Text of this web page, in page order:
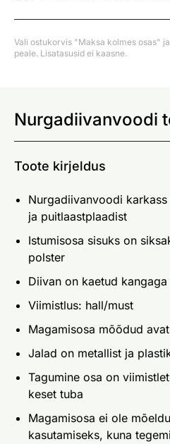
Vali ostukorvis "Maksa kolmes osas"
peale. Lisatasusid ei kaasne.
Nurgadiivanvoodi
Toote kirjeldus
Nurgadiivanvoodi
ja puitlaastplaadist
Istumisosa sisuks on
polster
Diivan on kaetud
Viimistlus: hall/must
Magamisosa mõõdud
Jalad on metallist ja
Tagumine osa on
keset tuba
Magamisosa ei ole
kasutamiseks, kuna